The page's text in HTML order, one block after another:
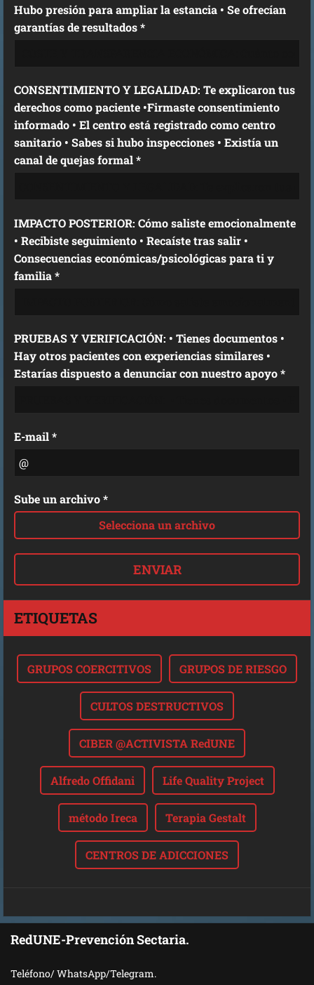
Hubo presión para ampliar la estancia • Se ofrecían
garantías de resultados *
CONSENTIMIENTO Y LEGALIDAD: Te explicaron tus
derechos como paciente •Firmaste consentimiento
informado • El centro está registrado como centro
sanitario • Sabes si hubo inspecciones • Existía un
canal de quejas formal *
IMPACTO POSTERIOR: Cómo saliste emocionalmente
• Recibiste seguimiento • Recaíste tras salir •
Consecuencias económicas/psicológicas para ti y
familia *
PRUEBAS Y VERIFICACIÓN: • Tienes documentos •
Hay otros pacientes con experiencias similares •
Estarías dispuesto a denunciar con nuestro apoyo *
E-mail *
Sube un archivo *
Selecciona un archivo
ETIQUETAS
GRUPOS COERCITIVOS GRUPOS DE RIESGO
CULTOS DESTRUCTIVOS
CIBER @ACTIVISTA RedUNE
Alfredo Offidani Life Quality Project
método Ireca Terapia Gestalt
CENTROS DE ADICCIONES
RedUNE-Prevención Sectaria.
Teléfono/ WhatsApp/Telegram.